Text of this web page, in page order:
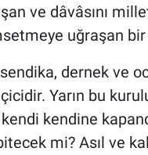
ve dâvâsını
uğraşan
dernek ve
Yarın bu
kendi kendine
mi? Asıl ve